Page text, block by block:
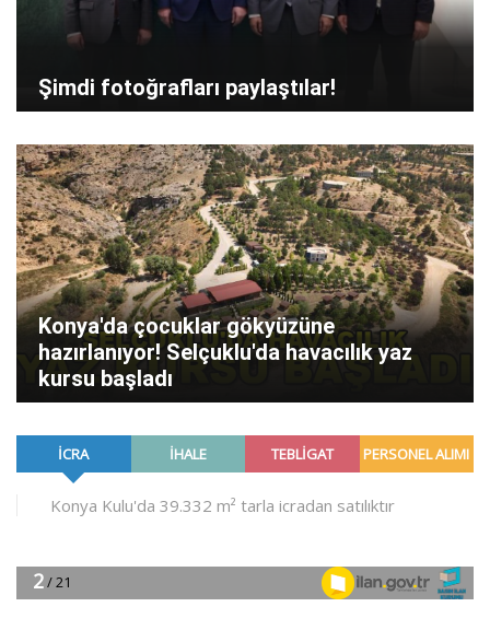
Şimdi fotoğrafları paylaştılar!
Konya'da çocuklar gökyüzüne
hazırlanıyor! Selçuklu'da havacılık yaz
kursu başladı